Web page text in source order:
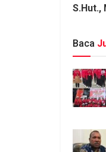
S.Hut.,
Baca